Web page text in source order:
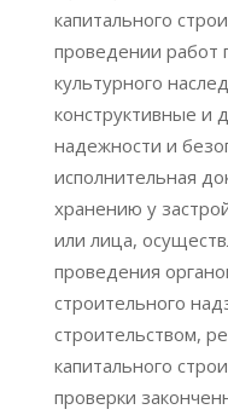
капитального
проведении работ
культурного
конструктивные и
надежности и
исполнительная
хранению у
или лица,
проведения
строительного
строительством,
капитального
проверки